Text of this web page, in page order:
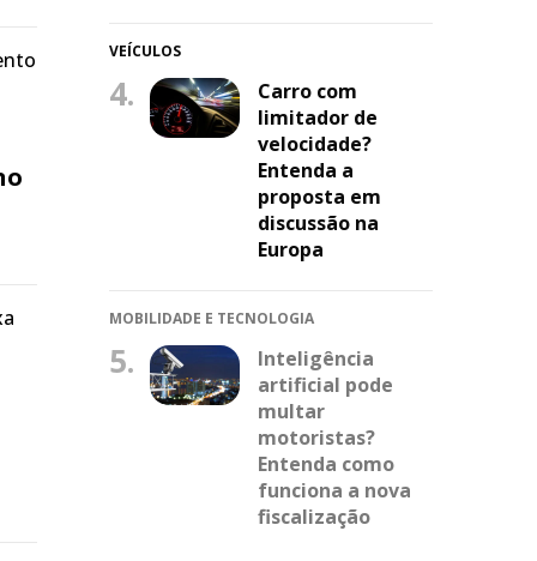
VEÍCULOS
4.
Carro com
limitador de
velocidade?
Entenda a
proposta em
discussão na
Europa
MOBILIDADE E TECNOLOGIA
5.
Inteligência
artificial pode
multar
motoristas?
Entenda como
funciona a nova
fiscalização